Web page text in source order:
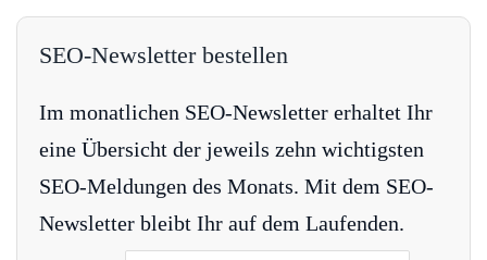
SEO-Newsletter bestellen
Im monatlichen SEO-Newsletter erhaltet Ihr
eine Übersicht der jeweils zehn wichtigsten
SEO-Meldungen des Monats. Mit dem SEO-
Newsletter bleibt Ihr auf dem Laufenden.